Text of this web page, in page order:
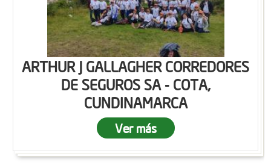
ARTHUR J GALLAGHER CORREDORES
DE SEGUROS SA - COTA,
CUNDINAMARCA
Ver más